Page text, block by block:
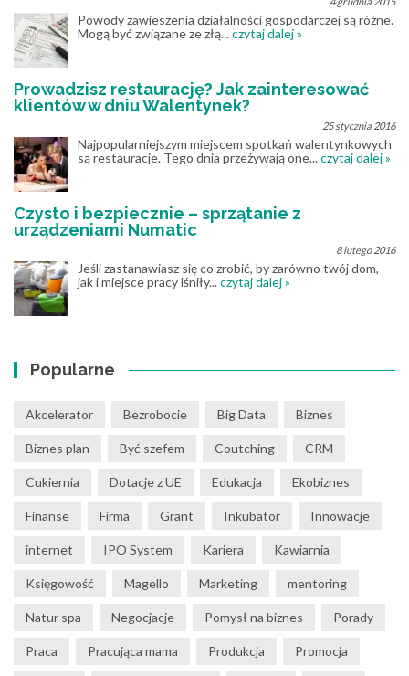
Powody zawieszenia działalności gospodarczej są różne.
Mogą być związane ze złą...czytaj dalej »
Prowadzisz restaurację? Jak zainteresować
klientów w dniu Walentynek?
25 stycznia 2016
Najpopularniejszym miejscem spotkań walentynkowych
są restauracje. Tego dnia przeżywają one...czytaj dalej »
Czysto i bezpiecznie – sprzątanie z
urządzeniami Numatic
8 lutego 2016
Jeśli zastanawiasz się co zrobić, by zarówno twój dom,
jak i miejsce pracy lśniły...czytaj dalej »
Popularne
Akcelerator Bezrobocie Big Data Biznes
Biznes plan Być szefem Coutching CRM
Cukiernia Dotacje z UE Edukacja Ekobiznes
Finanse Firma Grant Inkubator Innowacje
internet IPO System Kariera Kawiarnia
Księgowość Magello Marketing mentoring
Natur spa Negocjacje Pomysł na biznes Porady
Praca Pracująca mama Produkcja Promocja